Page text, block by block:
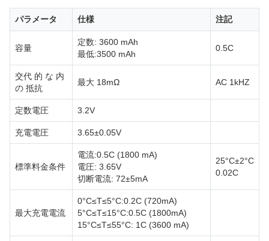
パラメータ 仕様 注記
容量
定数: 3600 mAh
最低:3500 mAh
0.5C
交代 的 な 内
の 抵抗
最大 18mΩ AC 1kHZ
定数電圧 3.2V
充電電圧 3.65±0.05V
標準料金条件
電流:0.5C (1800 mA)
電圧: 3.65V
切断電流: 72±5mA
25°C±2°C
0.02C
最大充電電流
0°C≤T≤5°C:0.2C (720mA)
5°C≤T≤15°C:0.5C (1800mA)
15°C≤T≤55°C: 1C (3600 mA)